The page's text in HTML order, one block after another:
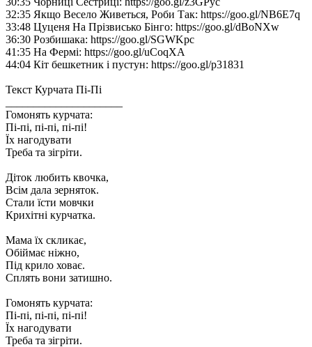
32:35 Якщо Весело Живеться, Роби Так: https://goo.gl/NB6E7q
33:48 Цуценя На Прізвисько Бінго: https://goo.gl/dBoNXw
36:30 Розбишака: https://goo.gl/SGWKpc
41:35 На Фермі: https://goo.gl/uCoqXA
44:04 Кіт бешкетник і пустун: https://goo.gl/p31831
Текст Курчата Пі-Пі
Гомонять курчата:
Пі-пі, пі-пі, пі-пі!
Їх нагодувати
Треба та зігріти.
Діток любить квочка,
Всім дала зерняток.
Стали їсти мовчки
Крихітні курчатка.
Мама їх скликає,
Обіймає ніжно,
Під крило ховає.
Сплять вони затишно.
Гомонять курчата:
Пі-пі, пі-пі, пі-пі!
Їх нагодувати
Треба та зігріти.